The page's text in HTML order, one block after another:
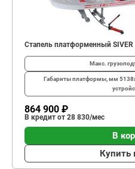
Стапель платформенный SIVER
Макс.
Габариты платформы, мм
864 900 ₽
В кредит от 28 830/мес
В
Купить